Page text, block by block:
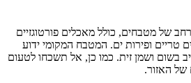
רחב של מטבחים, כולל מאכלים פורטוגזיים
טריים ופירות ים. המטבח המקומי ידוע
בשום ושמן זית. כמו כן, אל תשכחו לטעום
של האזור.